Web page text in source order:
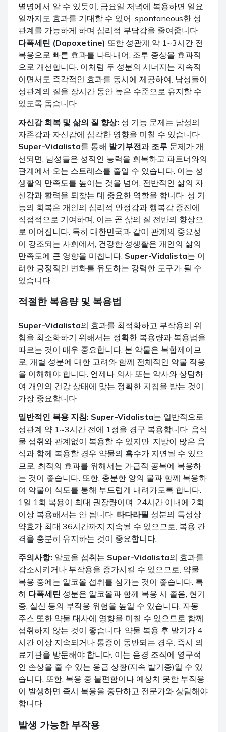
별명에서 알 수 있듯이, 금요일 저녁에 복용하면 일요
일까지도 효과를 기대할 수 있어, spontaneous한 성
관계를 가능하게 하며 심리적 부담감을 줄여줍니다.
다폭세틴 (Dapoxetine) 또한 성관계 약 1~3시간 전
복용으로 빠른 효과를 나타내어, 조루 증상을 효과적
으로 개선합니다. 이처럼 두 성분의 시너지는 지속적
이면서도 즉각적인 효과를 동시에 제공하여, 남성들이
성관계의 질을 장시간 동안 높은 수준으로 유지할 수
있도록 돕습니다.
자신감 회복 및 삶의 질 향상: 성 기능 문제는 남성의
자존감과 자신감에 심각한 영향을 미칠 수 있습니다.
Super-Vidalista를 통해 발기부전과 조루 문제가 개
선되면, 남성들은 성적인 능력을 회복하고 파트너와의
관계에서 오는 스트레스를 줄일 수 있습니다. 이는 성
생활의 만족도를 높이는 것을 넘어, 전반적인 삶의 자
신감과 활력을 되찾는 데 중요한 역할을 합니다. 성 기
능의 회복은 개인의 심리적 안정감과 행복감 증진에
직접적으로 기여하며, 이는 곧 삶의 질 전반의 향상으
로 이어집니다. 특히 대한민국과 같이 관계의 중요성
이 강조되는 사회에서, 건강한 성생활은 개인의 삶의
만족도에 큰 영향을 미칩니다. Super-Vidalista는 이
러한 긍정적인 변화를 유도하는 강력한 도구가 될 수
있습니다.
적절한 복용량 및 복용법
Super-Vidalista의 효과를 최적화하고 부작용의 위
험을 최소화하기 위해서는 정확한 복용량과 복용법을
따르는 것이 매우 중요합니다. 본 약물은 복합제이므
로, 개별 성분에 대한 고려와 함께 전체적인 약물 작용
을 이해해야 합니다. 언제나 의사 또는 약사와 상담하
여 개인의 건강 상태에 맞는 정확한 지침을 받는 것이
가장 중요합니다.
일반적인 복용 지침: Super-Vidalista는 일반적으로
성관계 약 1~3시간 전에 1정을 경구 복용합니다. 음식
물 섭취와 관계없이 복용할 수 있지만, 지방이 많은 음
식과 함께 복용할 경우 약물의 흡수가 지연될 수 있으
므로, 최적의 효과를 위해서는 가급적 공복에 복용하
는 것이 좋습니다. 또한, 충분한 양의 물과 함께 복용하
여 약물이 식도를 통해 부드럽게 내려가도록 합니다.
1일 1회 복용이 최대 권장량이며, 24시간 이내에 2회
이상 복용해서는 안 됩니다. 타다라필 성분의 특성상
약효가 최대 36시간까지 지속될 수 있으므로, 복용 간
격을 충분히 유지하는 것이 중요합니다.
주의사항: 알코올 섭취는 Super-Vidalista의 효과를
감소시키거나 부작용을 증가시킬 수 있으므로, 약물
복용 중에는 알코올 섭취를 삼가는 것이 좋습니다. 특
히 다폭세틴 성분은 알코올과 함께 복용 시 졸음, 현기
증, 실신 등의 부작용 위험을 높일 수 있습니다. 자몽
주스 또한 약물 대사에 영향을 미칠 수 있으므로 함께
섭취하지 않는 것이 좋습니다. 약물 복용 후 발기가 4
시간 이상 지속되거나 통증이 동반되는 경우, 즉시 의
료기관을 방문해야 합니다. 이는 음경 조직에 영구적
인 손상을 줄 수 있는 응급 상황(지속 발기증)일 수 있
습니다. 또한, 복용 중 불편함이나 예상치 못한 부작용
이 발생하면 즉시 복용을 중단하고 전문가와 상담해야
합니다.
발생 가능한 부작용